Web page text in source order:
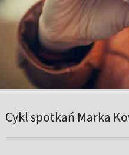
Cykl spotkań Marka